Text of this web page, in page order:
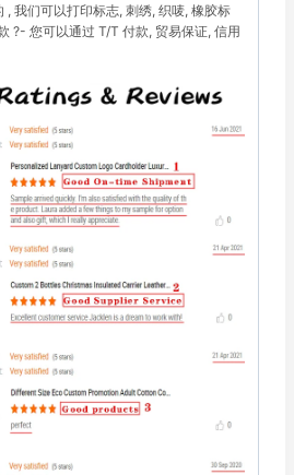
, 我们可以打印标志, 刺绣, 织唛, 橡胶标
?- 您可以通过 T/T 付款, 贸易保证, 信用